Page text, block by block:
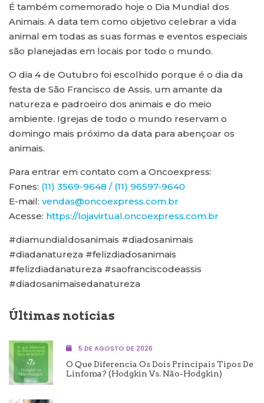
É também comemorado hoje o Dia Mundial dos
Animais. A data tem como objetivo celebrar a vida
animal em todas as suas formas e eventos especiais
são planejadas em locais por todo o mundo.
O dia 4 de Outubro foi escolhido porque é o dia da
festa de São Francisco de Assis, um amante da
natureza e padroeiro dos animais e do meio
ambiente. Igrejas de todo o mundo reservam o
domingo mais próximo da data para abençoar os
animais.
Para entrar em contato com a Oncoexpress:
Fones: (11) 3569-9648 / (11) 96597-9640
E-mail: vendas@oncoexpress.com.br
Acesse: https://lojavirtual.oncoexpress.com.br
#diamundialdosanimais #diadosanimais
#diadanatureza #felizdiadosanimais
#felizdiadanatureza #saofranciscodeassis
#diadosanimaisedanatureza
Últimas notícias
5 DE AGOSTO DE 2026
O Que Diferencia Os Dois Principais Tipos De
Linfoma? (Hodgkin Vs. Não-Hodgkin)